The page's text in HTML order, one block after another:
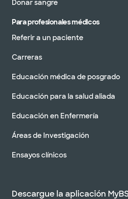
Donar sangre
Para profesionales médicos
Referir a un paciente
Carreras
Educación médica de posgrado
Educación para la salud aliada
Educación en Enfermería
Áreas de Investigación
Ensayos clínicos
Descargue la aplicación